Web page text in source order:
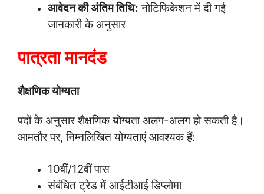
आवेदन की अंतिम तिथि: नोटिफिकेशन में दी गई
जानकारी के अनुसार
पात्रता मानदंड
शैक्षणिक योग्यता
पदों के अनुसार शैक्षणिक योग्यता अलग-अलग हो सकती है।
आमतौर पर, निम्नलिखित योग्यताएं आवश्यक हैं:
10वीं/12वीं पास
संबंधित ट्रेड में आईटीआई डिप्लोमा